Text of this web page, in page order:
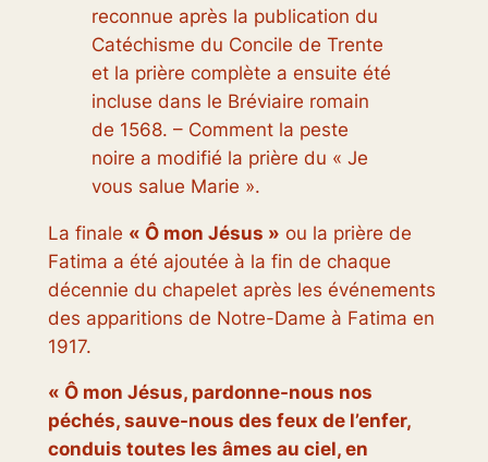
reconnue après la publication du
Catéchisme du Concile de Trente
et la prière complète a ensuite été
incluse dans le Bréviaire romain
de 1568. – Comment la peste
noire a modifié la prière du « Je
vous salue Marie ».
La finale « Ô mon Jésus » ou la prière de
Fatima a été ajoutée à la fin de chaque
décennie du chapelet après les événements
des apparitions de Notre-Dame à Fatima en
1917.
« Ô mon Jésus, pardonne-nous nos
péchés, sauve-nous des feux de l’enfer,
conduis toutes les âmes au ciel, en